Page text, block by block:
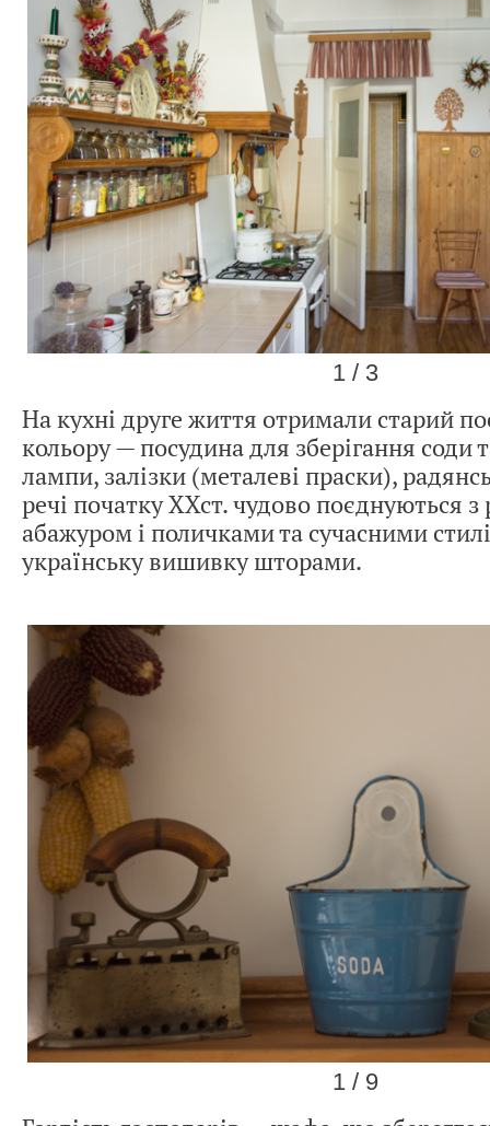
1 / 3
На кухні друге життя отримали старий
кольору — посудина для зберігання соди
лампи, залізки (металеві праски),
речі початку ХХст. чудово поєднуються з
абажуром і поличками та сучасними
українську вишивку шторами.
1 / 9